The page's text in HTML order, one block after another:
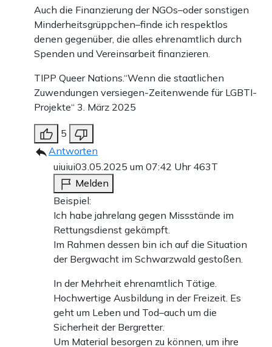
Auch die Finanzierung der NGOs–oder sonstigen
Minderheitsgrüppchen–finde ich respektlos
denen gegenüber, die alles ehrenamtlich durch
Spenden und Vereinsarbeit finanzieren.
TIPP Queer Nations.“Wenn die staatlichen
Zuwendungen versiegen-Zeitenwende für LGBTI-
Projekte“ 3. März 2025
5
Antworten
uiuiui03.05.2025 um 07:42 Uhr 463T
Melden
Beispiel:
Ich habe jahrelang gegen Missstände im
Rettungsdienst gekämpft.
Im Rahmen dessen bin ich auf die Situation
der Bergwacht im Schwarzwald gestoßen.
In der Mehrheit ehrenamtlich Tätige.
Hochwertige Ausbildung in der Freizeit. Es
geht um Leben und Tod–auch um die
Sicherheit der Bergretter.
Um Material besorgen zu können, um ihre